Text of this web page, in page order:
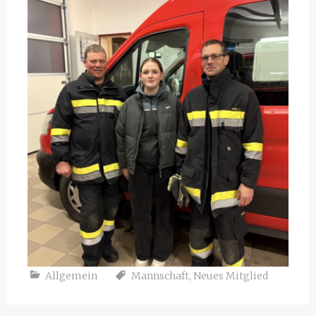
Allgemein Mannschaft, Neues Mitglied